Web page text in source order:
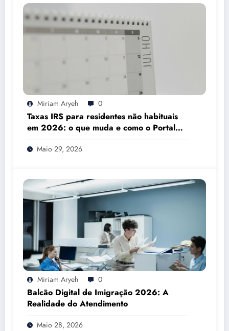
Miriam Aryeh 0
Taxas IRS para residentes não habituais
em 2026: o que muda e como o Portal
das Finanças pode ajudar
Maio 29, 2026
Miriam Aryeh 0
Balcão Digital de Imigração 2026: A
Realidade do Atendimento
Maio 28, 2026